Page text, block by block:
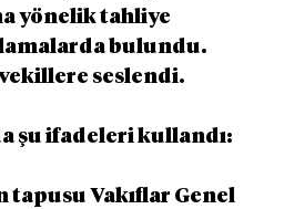
yönelik tahliye
bulundu.
vekillere seslendi.
şu ifadeleri kullandı:
tapusu Vakıflar Genel